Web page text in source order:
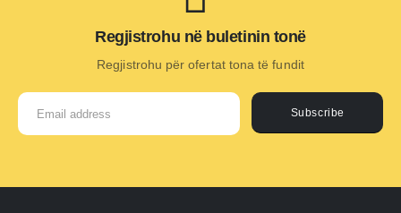
Subscribe
Regjistrohu në buletinin tonë
Regjistrohu për ofertat tona të fundit